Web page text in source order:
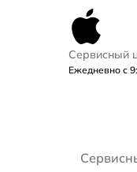
Сервисный
Ежедневно с